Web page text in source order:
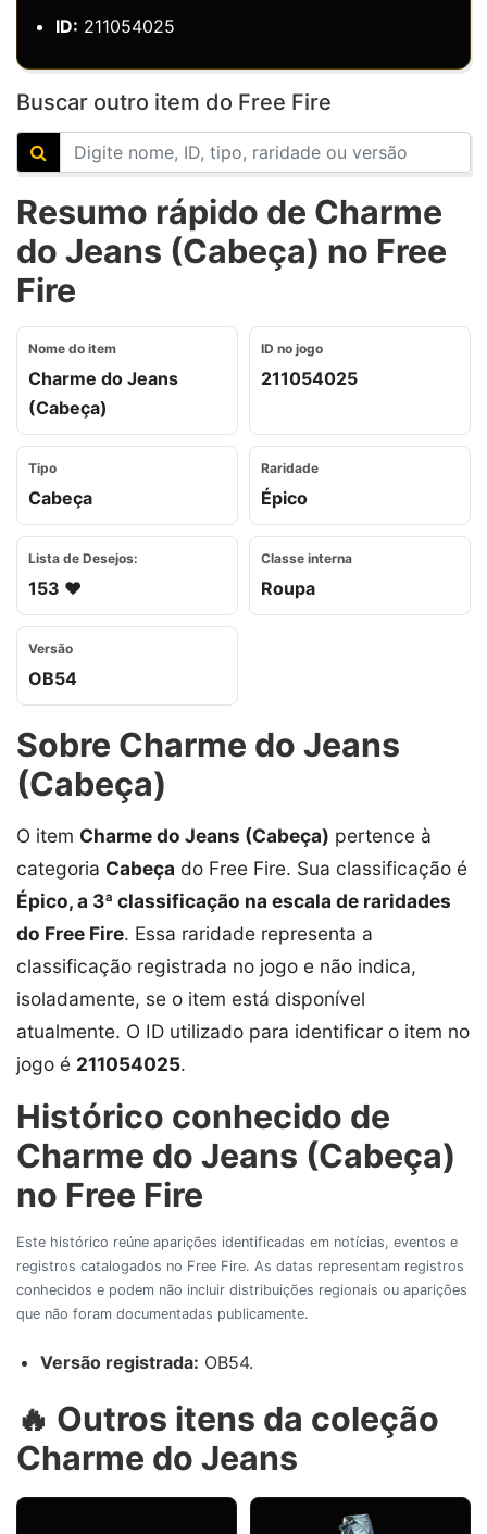
ID: 211054025
Buscar outro item do Free Fire
Resumo rápido de Charme
do Jeans (Cabeça) no Free
Fire
Nome do item
Charme do Jeans
(Cabeça)
ID no jogo
211054025
Tipo
Cabeça
Raridade
Épico
Lista de Desejos:
153 ❤️
Classe interna
Roupa
Versão
OB54
Sobre Charme do Jeans
(Cabeça)
O item Charme do Jeans (Cabeça) pertence à
categoria Cabeça do Free Fire. Sua classificação é
Épico, a 3ª classificação na escala de raridades
do Free Fire. Essa raridade representa a
classificação registrada no jogo e não indica,
isoladamente, se o item está disponível
atualmente. O ID utilizado para identificar o item no
jogo é 211054025.
Histórico conhecido de
Charme do Jeans (Cabeça)
no Free Fire
Este histórico reúne aparições identificadas em notícias, eventos e
registros catalogados no Free Fire. As datas representam registros
conhecidos e podem não incluir distribuições regionais ou aparições
que não foram documentadas publicamente.
Versão registrada: OB54.
🔥 Outros itens da coleção
Charme do Jeans